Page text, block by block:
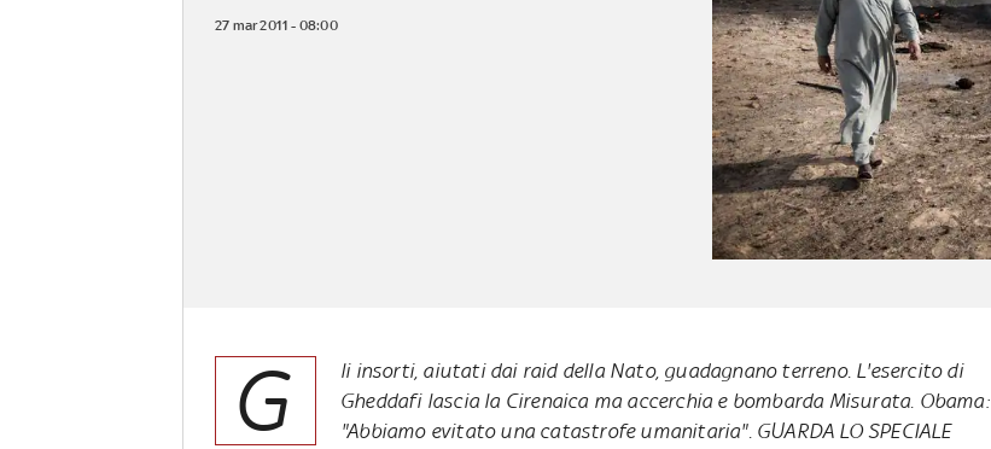
27 mar 2011 - 08:00
G
li insorti, aiutati dai raid della Nato, guadagnano terreno. L'esercito di
Gheddafi lascia la Cirenaica ma accerchia e bombarda Misurata. Obama:
"Abbiamo evitato una catastrofe umanitaria". GUARDA LO SPECIALE